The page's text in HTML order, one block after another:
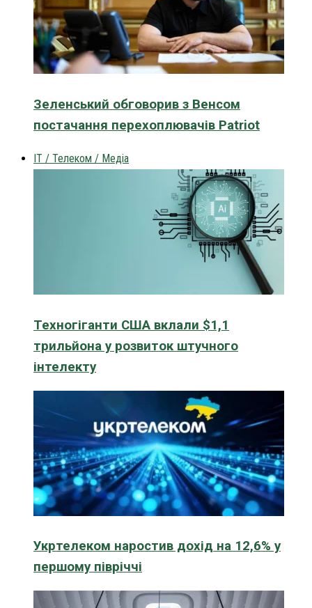
Зеленський обговорив з Венсом
постачання перехоплювачів Patriot
IT / Телеком / Медіа
Техногіганти США вклали $1,1
трильйона у розвиток штучного
інтелекту
Укртелеком наростив дохід на 12,6% у
першому півріччі